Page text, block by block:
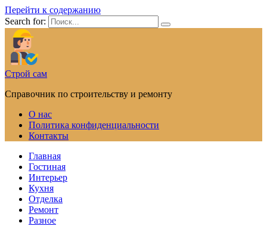
Перейти к содержанию
Search for:
Строй сам
Справочник по строительству и ремонту
О нас
Политика конфиденциальности
Контакты
Главная
Гостиная
Интерьер
Кухня
Отделка
Ремонт
Разное